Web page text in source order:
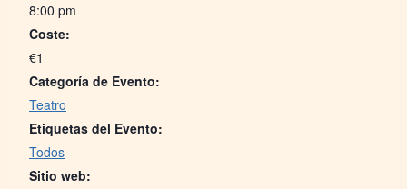
8:00 pm
Coste:
€1
Categoría de Evento:
Teatro
Etiquetas del Evento:
Todos
Sitio web: